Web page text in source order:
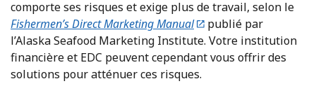
comporte ses risques et exige plus de travail, selon le
Fishermen’s Direct Marketing Manual
publié par
l’Alaska Seafood Marketing Institute. Votre institution
financière et EDC peuvent cependant vous offrir des
solutions pour atténuer ces risques.